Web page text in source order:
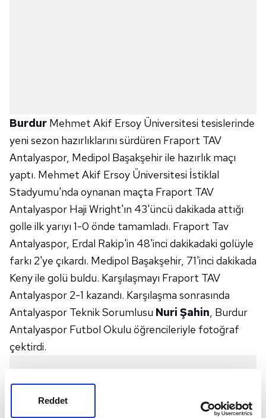
Reddet
Burdur Mehmet Akif Ersoy Üniversitesi tesislerinde
yeni sezon hazırlıklarını sürdüren Fraport TAV
Antalyaspor, Medipol Başakşehir ile hazırlık maçı
yaptı. Mehmet Akif Ersoy Üniversitesi İstiklal
Stadyumu'nda oynanan maçta Fraport TAV
Antalyaspor Haji Wright'ın 43'üncü dakikada attığı
golle ilk yarıyı 1-0 önde tamamladı. Fraport Tav
Antalyaspor, Erdal Rakip'in 48'inci dakikadaki golüyle
farkı 2'ye çıkardı. Medipol Başakşehir, 71'inci dakikada
Keny ile golü buldu. Karşılaşmayı Fraport TAV
Antalyaspor 2-1 kazandı. Karşılaşma sonrasında
Antalyaspor Teknik Sorumlusu Nuri Şahin, Burdur
Antalyaspor Futbol Okulu öğrencileriyle fotoğraf
çektirdi.